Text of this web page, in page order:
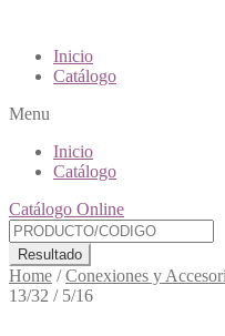
Inicio
Catálogo
Menu
Inicio
Catálogo
Catálogo Online
Resultado
Home /Conexiones y
13/32 / 5/16